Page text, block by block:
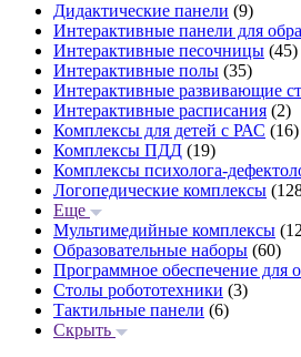
Дидактические панели (9)
Интерактивные панели для
Интерактивные песочницы (45)
Интерактивные полы (35)
Интерактивные развивающие
Интерактивные расписания (2)
Комплексы для детей с РАС (16)
Комплексы ПДД (19)
Комплексы психолога-
Логопедические комплексы
Еще
Мультимедийные комплексы
Образовательные наборы (60)
Программное обеспечение для
Столы робототехники (3)
Тактильные панели (6)
Скрыть